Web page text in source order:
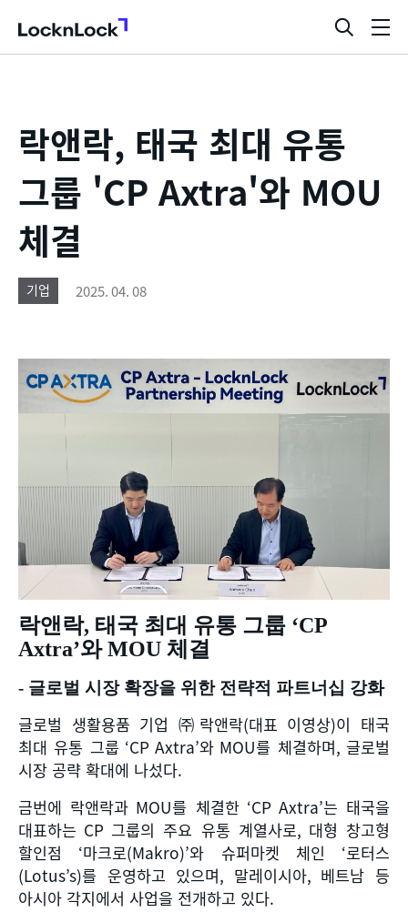
LocknLock
검
색
락앤락, 태국 최대 유통
그룹 'CP Axtra'와 MOU
체결
기업 2025. 04. 08
락앤락, 태국 최대 유통 그룹 ‘CP
Axtra’와MOU 체결
- 글로벌 시장 확장을 위한 전략적 파트너십 강화
글로벌 생활용품 기업 ㈜락앤락(대표 이영상)이 태국
최대 유통 그룹 ‘CP Axtra’와 MOU를 체결하며, 글로벌
시장 공략 확대에 나섰다.
금번에 락앤락과 MOU를 체결한‘CP Axtra’는 태국을
대표하는 CP 그룹의 주요 유통 계열사로, 대형 창고형
할인점 ‘마크로(Makro)’와 슈퍼마켓 체인 ‘로터스
(Lotus’s)를 운영하고 있으며, 말레이시아, 베트남 등
아시아 각지에서 사업을 전개하고 있다.